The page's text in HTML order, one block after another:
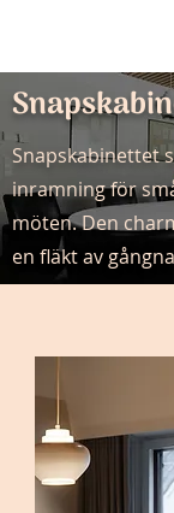
Snapskabinettet
inramning för
möten. Den
en fläkt av